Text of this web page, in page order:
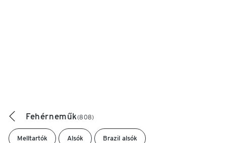
Fehérneműk(808)
Melltartók Alsók Brazil alsók